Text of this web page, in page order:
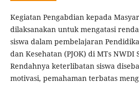
Kegiatan Pengabdian kepada
dilaksanakan untuk mengatasi
siswa dalam pembelajaran
dan Kesehatan (PJOK) di MTs NWDI
Rendahnya keterlibatan siswa
motivasi, pemahaman terbatas